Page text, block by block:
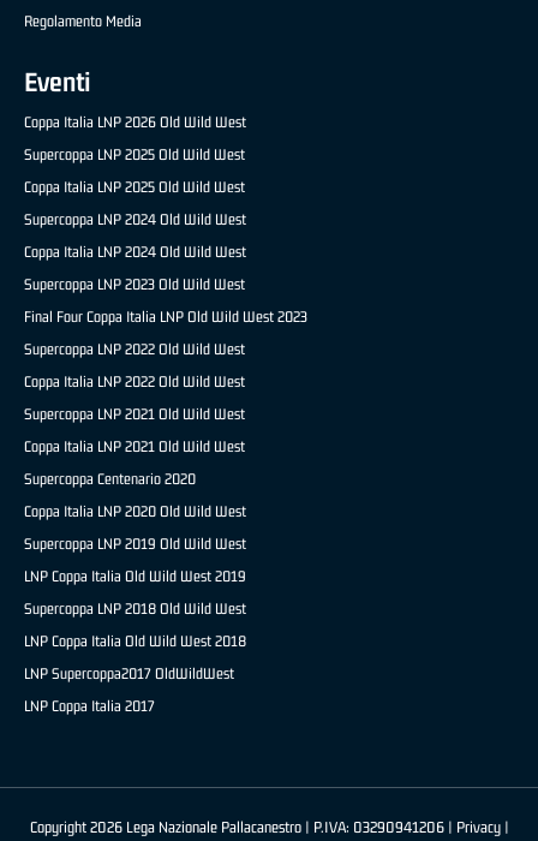
Regolamento Media
Eventi
Coppa Italia LNP 2026 Old Wild West
Supercoppa LNP 2025 Old Wild West
Coppa Italia LNP 2025 Old Wild West
Supercoppa LNP 2024 Old Wild West
Coppa Italia LNP 2024 Old Wild West
Supercoppa LNP 2023 Old Wild West
Final Four Coppa Italia LNP Old Wild West 2023
Supercoppa LNP 2022 Old Wild West
Coppa Italia LNP 2022 Old Wild West
Supercoppa LNP 2021 Old Wild West
Coppa Italia LNP 2021 Old Wild West
Supercoppa Centenario 2020
Coppa Italia LNP 2020 Old Wild West
Supercoppa LNP 2019 Old Wild West
LNP Coppa Italia Old Wild West 2019
Supercoppa LNP 2018 Old Wild West
LNP Coppa Italia Old Wild West 2018
LNP Supercoppa2017 OldWildWest
LNP Coppa Italia 2017
Copyright 2026 Lega Nazionale Pallacanestro | P.IVA: 03290941206 | Privacy|